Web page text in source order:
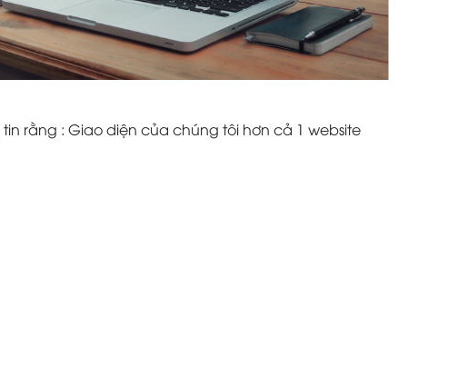
rằng : Giao diện của chúng tôi hơn cả 1 website